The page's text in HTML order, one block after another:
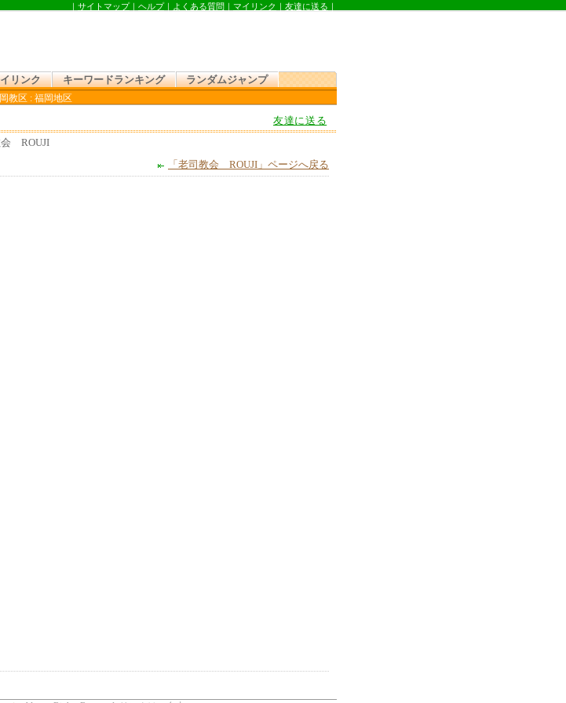
｜ サイトマップ｜ ヘルプ｜ よくある質問 ｜ マイリンク ｜ 友達に送る ｜
リンク キーワードランキング
ランダムジャンプ
教区 : 福岡地区
友達に送る
ROUJI
「老司教会 ROUJI」ページへ戻る